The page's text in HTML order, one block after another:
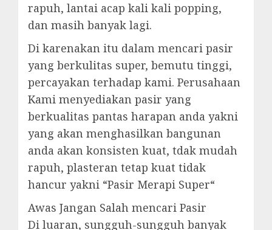
rapuh, lantai acap kali kali popping,
dan masih banyak lagi.
Di karenakan itu dalam mencari pasir
yang berkulitas super, bemutu tinggi,
percayakan terhadap kami. Perusahaan
Kami menyediakan pasir yang
berkualitas pantas harapan anda yakni
yang akan menghasilkan bangunan
anda akan konsisten kuat, tdak mudah
rapuh, plasteran tetap kuat tidak
hancur yakni “Pasir Merapi Super“
Awas Jangan Salah mencari Pasir
Di luaran, sungguh-sungguh banyak